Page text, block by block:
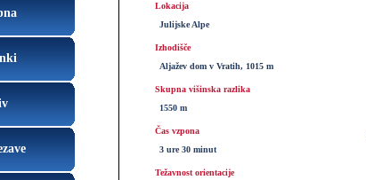
Lokacija
Julijske Alpe
Izhodišče
Aljažev dom v Vratih, 1015 m
Skupna višinska razlika
1550 m
Čas vzpona
3 ure 30 minut
Težavnost orientacije